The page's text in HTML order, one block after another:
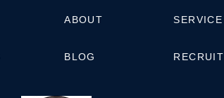
ABOUT SERVICE
BLOG RECRUIT